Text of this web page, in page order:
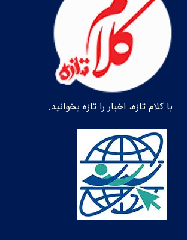
با کلام تازه، اخبار را تازه بخوانید.